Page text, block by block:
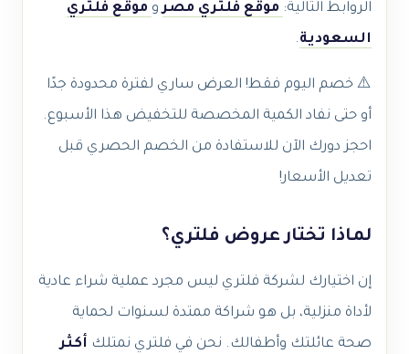
الروابط التالية: موقع فلتري مصرو موقع فلتري
السعودية.
⚠️ خصم اليوم فقط! العرض ساري لفترة محدودة جدًا
أو حتى نفاد الكمية المخصصة للتخفيض هذا الأسبوع.
احجز دورك الآن للاستفادة من الخصم الحصري قبل
تعديل الأسعار!
لماذا تختار عروض فلتري؟
إن اختيارك لشركة فلتري ليس مجرد عملية شراء عادية
لأداة منزلية، بل هو شراكة ممتدة لسنوات لحماية
صحة عائلتك وأطفالك. نحن في فلتري نمتلك أكثر